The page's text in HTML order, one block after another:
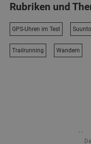
Rubriken und
GPS-Uhren im Test
Trailrunning Wandern